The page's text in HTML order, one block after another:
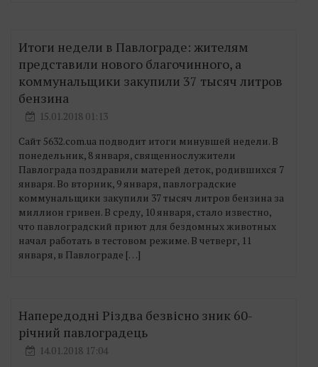
Итоги недели в Павлограде: жителям
представили нового благочинного, а
коммунальщики закупили 37 тысяч литров
бензина
15.01.2018 01:13
Сайт 5632.com.ua подводит итоги минувшей недели. В
понедельник, 8 января, священнослужители
Павлограда поздравили матерей деток, родившихся 7
января. Во вторник, 9 января, павлоградские
коммунальщики закупили 37 тысяч литров бензина за
миллион гривен. В среду, 10 января, стало известно,
что павлоградский приют для бездомных животных
начал работать в тестовом режиме. В четверг, 11
января, в Павлограде […]
Напередодні Різдва безвісно зник 60-
річний павлоградець
14.01.2018 17:04